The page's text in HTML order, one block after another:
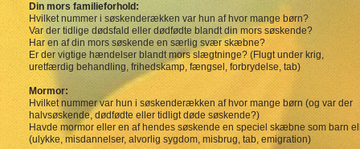
Din mors familieforhold:
Hvilket nummer i søskenderækken var hun af hvor mange børn?
Var der tidlige dødsfald eller dødfødte blandt din mors søskende?
Har en af din mors søskende en særlig svær skæbne?
Er der vigtige hændelser blandt mors slægtninge? (Flugt under krig,
uretfærdig behandling, frihedskamp, fængsel, forbrydelse, tab)
Mormor:
Hvilket nummer var hun i søskenderækken af hvor mange børn (og var der
halvsøskende, dødfødte eller tidligt døde søskende?)
Havde mormor eller en af hendes søskende en speciel skæbne som barn
(ulykke, misdannelser, alvorlig sygdom, misbrug, tab, emigration)